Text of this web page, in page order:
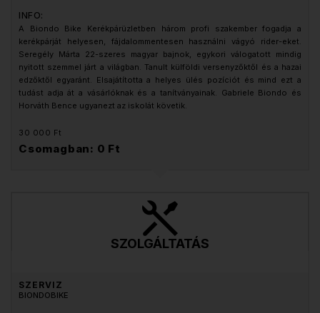
INFO:
A Biondo Bike Kerékpárüzletben három profi szakember fogadja a
kerékpárját helyesen, fájdalommentesen használni vágyó rider-eket.
Seregély Márta 22-szeres magyar bajnok, egykori válogatott mindig
nyitott szemmel járt a világban. Tanult külföldi versenyzőktől és a hazai
edzőktől egyaránt. Elsajátította a helyes ülés pozíciót és mind ezt a
tudást adja át a vásárlóknak és a tanítványainak. Gabriele Biondo és
Horváth Bence ugyanezt az iskolát követik.
30 000 Ft
Csomagban: 0 Ft
SZOLGÁLTATÁS
SZERVIZ
BIONDOBIKE